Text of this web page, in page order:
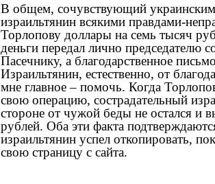
В общем, сочувствующий
израильтянин всякими правдами-
Торлопову доллары на семь тысяч
деньги передал лично председателю
Пасечнику, а благодарственное
Израильтянин, естественно, от
мне главное – помочь. Когда
свою операцию, сострадательный
стороне от чужой беды не остался и
рублей. Оба эти факта
израильтянин успел откопировать,
свою страницу с сайта.